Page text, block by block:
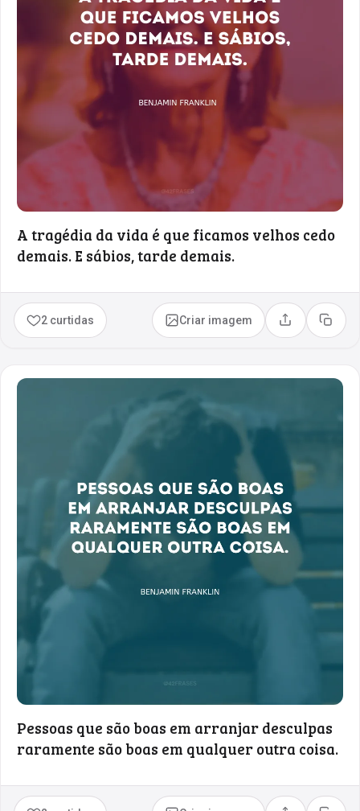
A tragédia da vida é que ficamos velhos cedo
demais. E sábios, tarde demais.
2 curtidas Criar imagem Compartilhar
Copiar
Pessoas que são boas em arranjar desculpas
raramente são boas em qualquer outra coisa.